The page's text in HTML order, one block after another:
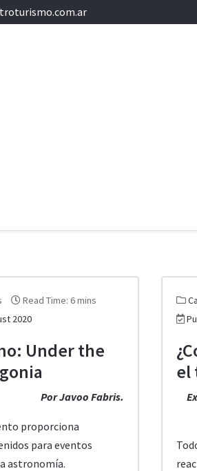
Read Time: 6 mins
2020
Under the
Por Javoo Fabris.
proporciona
para eventos
astronomía.
el